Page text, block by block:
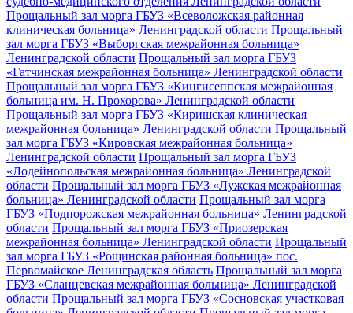
Прощальный зал морга ГБУЗ «Всеволожская районная
клиническая больница» Ленинградской области Прощальный
зал морга ГБУЗ «Выборгская межрайонная больница»
Ленинградской области Прощальный зал морга ГБУЗ
«Гатчинская межрайонная больница» Ленинградской области
Прощальный зал морга ГБУЗ «Кингисеппская межрайонная
больница им. Н. Прохорова» Ленинградской области
Прощальный зал морга ГБУЗ «Киришская клиническая
межрайонная больница» Ленинградской области Прощальный
зал морга ГБУЗ «Кировская межрайонная больница»
Ленинградской области Прощальный зал морга ГБУЗ
«Лодейнопольская межрайонная больница» Ленинградской
области Прощальный зал морга ГБУЗ «Лужская межрайонная
больница» Ленинградской области Прощальный зал морга
ГБУЗ «Подпорожская межрайонная больница» Ленинградской
области Прощальный зал морга ГБУЗ «Приозерская
межрайонная больница» Ленинградской области Прощальный
зал морга ГБУЗ «Рощинская районная больница» пос.
Первомайское Ленинградская область Прощальный зал морга
ГБУЗ «Сланцевская межрайонная больница» Ленинградской
области Прощальный зал морга ГБУЗ «Сосновская участковая